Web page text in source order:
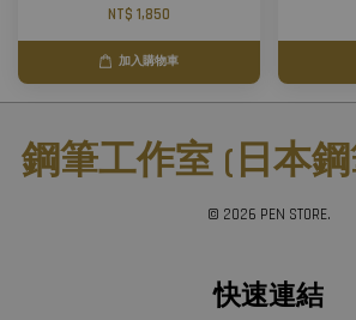
NT$ 1,850
加入購物車
鋼筆工作室 (日本
© 2026 PEN STORE.
快速連結